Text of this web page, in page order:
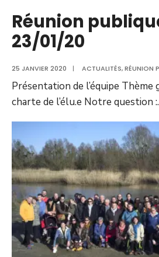
Réunion
23/01/20
25 JANVIER 2020 | ACTUALITÉS,RÉUNION
Présentation de l’équipe
charte de l’élu.e Notre question :